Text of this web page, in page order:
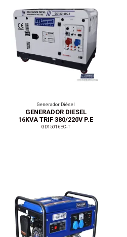
Generador Diésel
GENERADOR DIESEL
16KVA TRIF 380/220V P.E
GD15016EC-T